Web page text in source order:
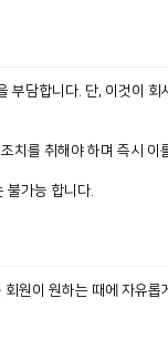
담합니다. 단, 이것이
를 취해야 하며 즉시 이
불가능 합니다.
원이 원하는 때에 자유롭